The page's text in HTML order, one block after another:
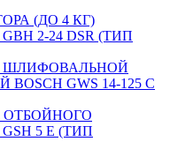
(ДО 4 КГ)
2-24 DSR (ТИП
GWS 14-125 C
5 E (ТИП